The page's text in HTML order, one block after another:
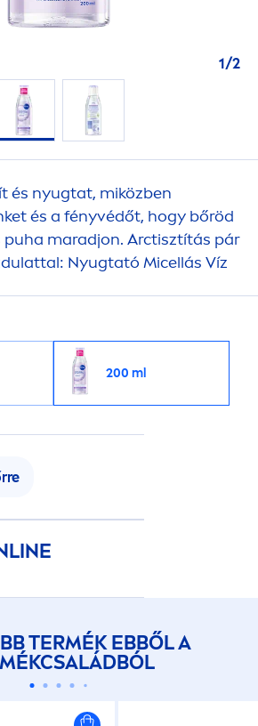
1/2
és nyugtat, miközben
és a fényvédőt, hogy bőröd
maradjon. Arctisztítás pár
Nyugtató Micellás Víz
200 ml
TERMÉK EBBŐL A